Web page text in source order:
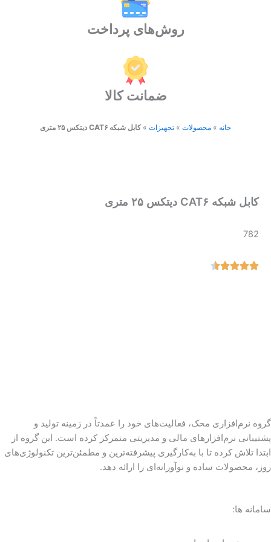
روش‌های پرداخت
ضمانت کالا
خانه » محصولات » تجهیزات »کابل شبکه CAT۶ دیتکس ۲۵ متری
کابل شبکه CAT۶ دیتکس ۲۵ متری
782
گروه نرم‌افزاری محک، فعالیت‌های خود را عمدتاً در زمینه تولید و
پشتیبانی نرم‌افزارهای مالی و مدیریتی متمرکز کرده است. این گروه از
ابتدا تلاش کرده تا با به‌کارگیری پیشرفته‌ترین و مطمئن‌ترین تکنولوژی‌های
روز، محصولات ساده و نوآورانه‌ای را ارائه دهد.
سامانه ها: